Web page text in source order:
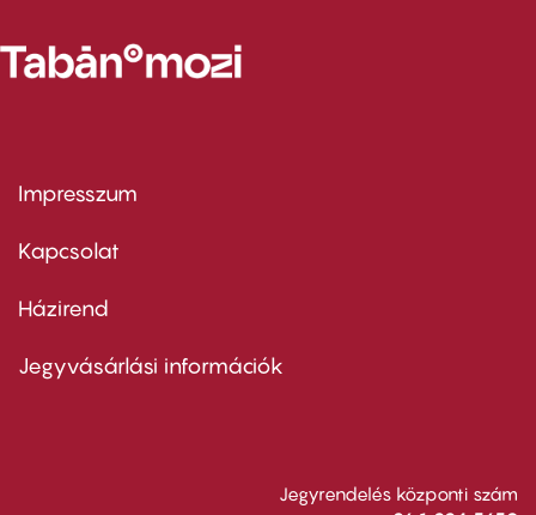
Footer
first
Impresszum
Kapcsolat
Footer
second
Házirend
Jegyvásárlási információk
Jegyrendelés központi szám